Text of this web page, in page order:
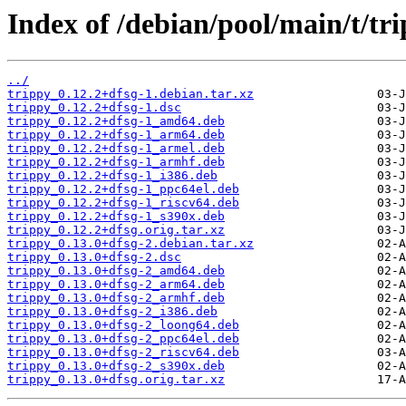
Index of /debian/pool/main/t/
../
trippy_0.12.2+dfsg-1.debian.tar.xz
trippy_0.12.2+dfsg-1.dsc
trippy_0.12.2+dfsg-1_amd64.deb
trippy_0.12.2+dfsg-1_arm64.deb
trippy_0.12.2+dfsg-1_armel.deb
trippy_0.12.2+dfsg-1_armhf.deb
trippy_0.12.2+dfsg-1_i386.deb
trippy_0.12.2+dfsg-1_ppc64el.deb
trippy_0.12.2+dfsg-1_riscv64.deb
trippy_0.12.2+dfsg-1_s390x.deb
trippy_0.12.2+dfsg.orig.tar.xz
trippy_0.13.0+dfsg-2.debian.tar.xz
trippy_0.13.0+dfsg-2.dsc
trippy_0.13.0+dfsg-2_amd64.deb
trippy_0.13.0+dfsg-2_arm64.deb
trippy_0.13.0+dfsg-2_armhf.deb
trippy_0.13.0+dfsg-2_i386.deb
trippy_0.13.0+dfsg-2_loong64.deb
trippy_0.13.0+dfsg-2_ppc64el.deb
trippy_0.13.0+dfsg-2_riscv64.deb
trippy_0.13.0+dfsg-2_s390x.deb
trippy_0.13.0+dfsg.orig.tar.xz